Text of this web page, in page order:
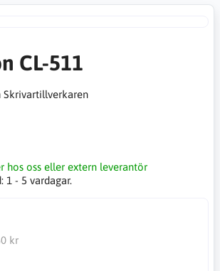
CL-511
hos oss eller extern leverantör
1 - 5 vardagar.
kr